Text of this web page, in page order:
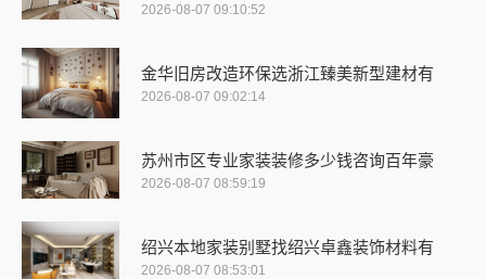
2026-08-07 09:10:52
金华旧房改造环保选浙江臻美新型建材有
2026-08-07 09:02:14
苏州市区专业家装装修多少钱咨询百年豪
2026-08-07 08:59:19
绍兴本地家装别墅找绍兴卓鑫装饰材料有
2026-08-07 08:53:01